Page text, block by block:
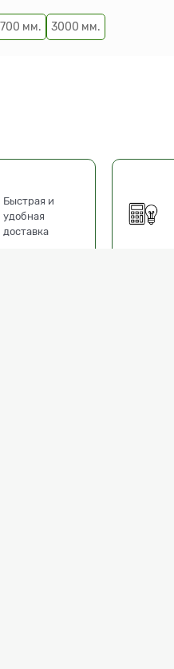
мм. 3000 мм.
Быстрая и
удобная
доставка